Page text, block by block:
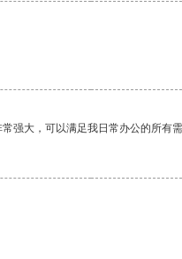
大，可以满足我日常办公的所有